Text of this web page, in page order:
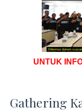
UNTUK
Gathering